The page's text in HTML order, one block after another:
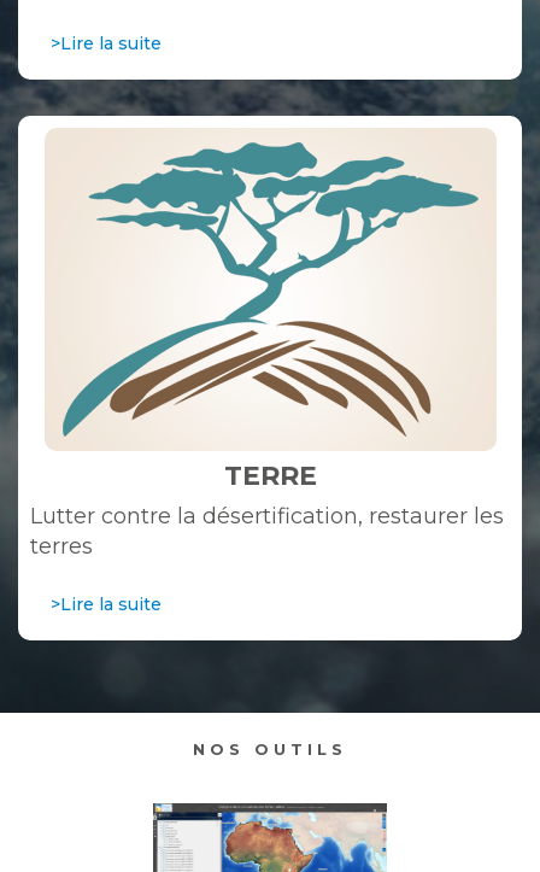
>Lire la suite
TERRE
Lutter contre la désertification, restaurer les
terres
>Lire la suite
NOS OUTILS